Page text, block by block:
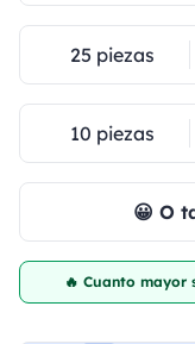
25 piezas
10 piezas
😀 O
🔥 Cuanto